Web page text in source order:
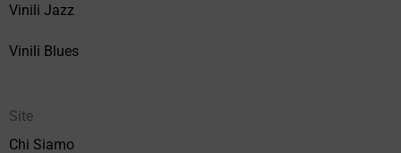
Vinili Jazz
Vinili Blues
Site
Chi Siamo